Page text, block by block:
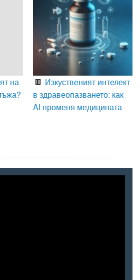
на
Изкуственият интелект
в здравеопазването: как
AI променя медицината